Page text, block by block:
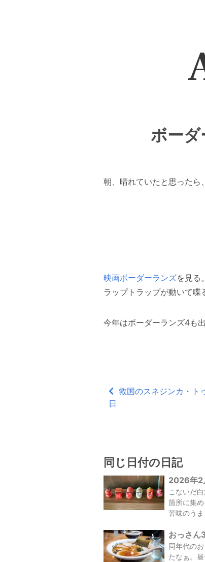
ボーダ
朝、晴れていたと思ったら
映画ボーダーランズを見る
ラップトラップが動いて喋
今年はボーダーランズ4も
救国のスネジンカ・ト
日
同じ日付の日記
2026年2
こないだ
箇所に集
苦味のう
おっさん
同年代の
たなぁ。